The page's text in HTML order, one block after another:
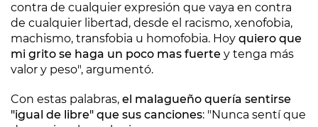
contra de cualquier expresión que vaya en contra
de cualquier libertad, desde el racismo, xenofobia,
machismo, transfobia u homofobia. Hoy quiero que
mi grito se haga un poco mas fuerte y tenga más
valor y peso", argumentó.
Con estas palabras, el malagueño quería sentirse
"igual de libre" que sus canciones: "Nunca sentí que